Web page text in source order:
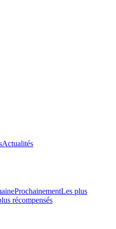
Actualités
ProchainementLes plus
récompensés